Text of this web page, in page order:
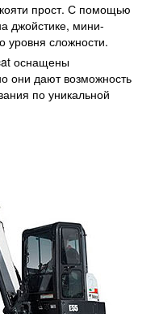
прост. С помощью
джойстике, мини-
уровня сложности.
оснащены
они дают возможность
по уникальной